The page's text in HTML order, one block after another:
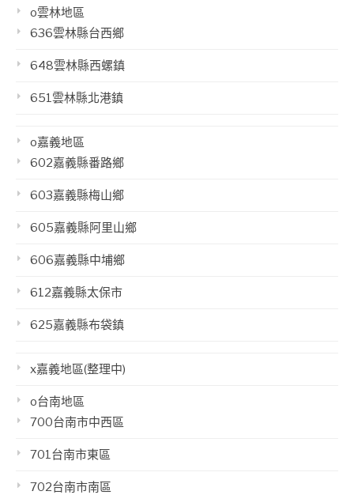
o雲林地區
636雲林縣台西鄉
648雲林縣西螺鎮
651雲林縣北港鎮
o嘉義地區
602嘉義縣番路鄉
603嘉義縣梅山鄉
605嘉義縣阿里山鄉
606嘉義縣中埔鄉
612嘉義縣太保市
625嘉義縣布袋鎮
x嘉義地區(整理中)
o台南地區
700台南市中西區
701台南市東區
702台南市南區